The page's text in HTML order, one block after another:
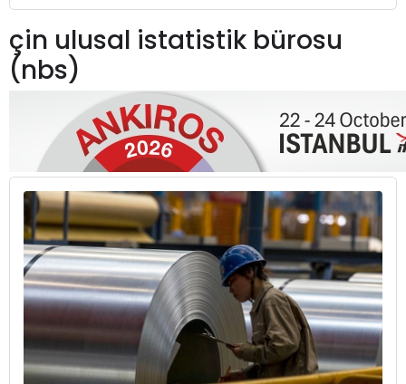
çin ulusal istatistik bürosu
(nbs)